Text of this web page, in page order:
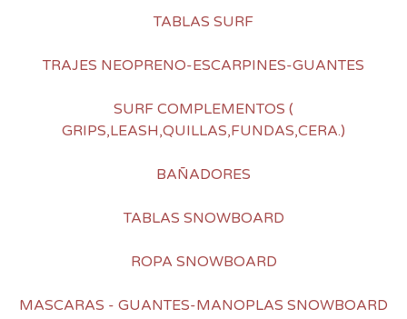
TABLAS SURF
TRAJES NEOPRENO-ESCARPINES-GUANTES
SURF COMPLEMENTOS (
GRIPS,LEASH,QUILLAS,FUNDAS,CERA.)
BAÑADORES
TABLAS SNOWBOARD
ROPA SNOWBOARD
MASCARAS - GUANTES-MANOPLAS SNOWBOARD